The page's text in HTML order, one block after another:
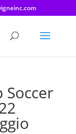
Soccer